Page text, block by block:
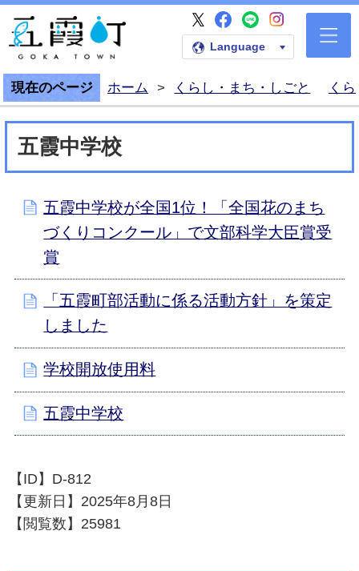
五霞町公式ホームペー
五霞町公式X
五霞町公式
五霞町公式
五霞町
Language
現在のページ ホーム > くらし・まち・しごと く
五霞中学校
五霞中学校が全国1位！「全国花のまち
づくりコンクール」で文部科学大臣賞受
賞
「五霞町部活動に係る活動方針」を策定
しました
学校開放使用料
五霞中学校
【ID】 D-812
【更新日】 2025年8月8日
【閲覧数】 25981